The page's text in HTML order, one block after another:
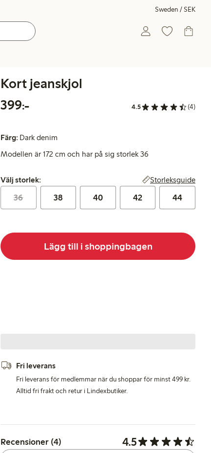
Sweden / SEK
Kort jeanskjol
399:-
4.5 (4)
Färg: Dark denim
Modellen är 172 cm och har på sig storlek 36
Välj storlek:
Välj storlek: Storleksguide
36 38 40 42 44
Lägg till i shoppingbagen
Fri leverans
Fri leverans för medlemmar när du shoppar för minst 499 kr.
Alltid fri frakt och retur i Lindexbutiker.
Recensioner (4) 4.5